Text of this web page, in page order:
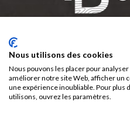
24750
Du lundi au jeudi :
Vendredi : 7h30
Nous utilisons des cookies
Nous pouvons les placer pour
améliorer notre site Web, afficher un
une expérience inoubliable. Pour
utilisons, ouvrez les paramètres.